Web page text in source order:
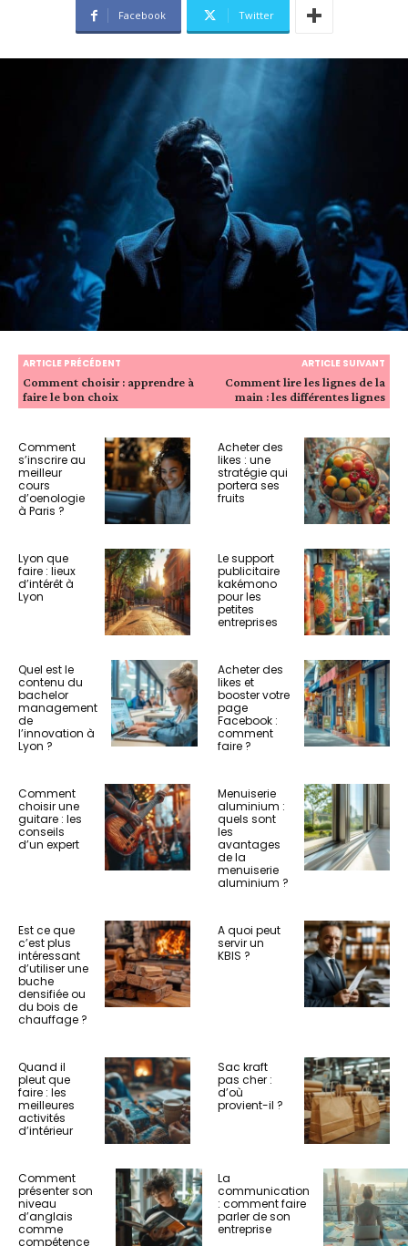
Facebook Twitter
ARTICLE PRÉCÉDENT
Comment choisir : apprendre à
faire le bon choix
ARTICLE SUIVANT
Comment lire les lignes de la
main : les différentes lignes
Comment
s’inscrire au
meilleur
cours
d’oenologie
à Paris ?
Acheter des
likes : une
stratégie qui
portera ses
fruits
Lyon que
faire : lieux
d’intérêt à
Lyon
Le support
publicitaire
kakémono
pour les
petites
entreprises
Quel est le
contenu du
bachelor
management
de
l’innovation à
Lyon ?
Acheter des
likes et
booster votre
page
Facebook :
comment
faire ?
Comment
choisir une
guitare : les
conseils
d’un expert
Menuiserie
aluminium :
quels sont
les
avantages
de la
menuiserie
aluminium ?
Est ce que
c’est plus
intéressant
d’utiliser une
buche
densifiée ou
du bois de
chauffage ?
A quoi peut
servir un
KBIS ?
Quand il
pleut que
faire : les
meilleures
activités
d’intérieur
Sac kraft
pas cher :
d’où
provient-il ?
Comment
présenter son
niveau
d’anglais
comme
compétence
La
communication
: comment faire
parler de son
entreprise